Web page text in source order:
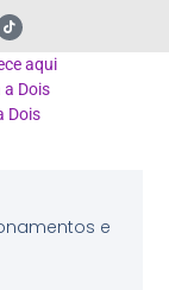
aqui
a Dois
Dois
e